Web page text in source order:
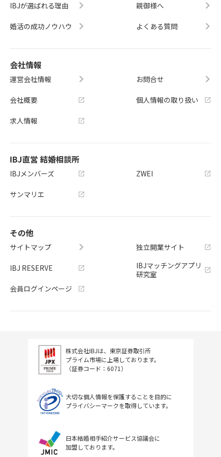
IBJが選ばれる理由
婚活の成功ノウハウ
親御様へ
よくある質問
会社情報
運営会社情報
会社概要
求人情報
お問合せ
個人情報の取り扱い
IBJ直営 結婚相談所
IBJメンバーズ
サンマリエ
ZWEI
その他
サイトマップ
IBJ RESERVE
会員ログインページ
独立開業サイト
IBJマッチングアプリ
研究室
株式会社IBJは、東京証券取引所
プライム市場に上場しております。
（証券コード：6071）
大切な個人情報を保護することを目的に
プライバシーマークを取得しています。
日本結婚相手紹介サービス協議会に
加盟しております。